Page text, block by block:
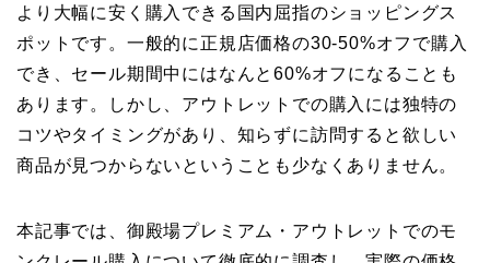
より大幅に安く購入できる国内屈指のショッピングス
ポットです。一般的に正規店価格の30-50%オフで購入
でき、セール期間中にはなんと60%オフになることも
あります。しかし、アウトレットでの購入には独特の
コツやタイミングがあり、知らずに訪問すると欲しい
商品が見つからないということも少なくありません。
本記事では、御殿場プレミアム・アウトレットでのモ